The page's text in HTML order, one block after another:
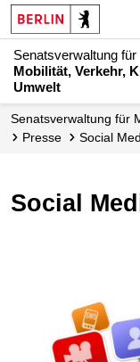
Senatsverwaltung für
Mobilität, Verkehr,
Umwelt
Senatsverwaltung für
Presse
Social
Social